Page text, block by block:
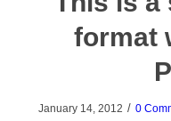
format
January 14, 2012 / 0